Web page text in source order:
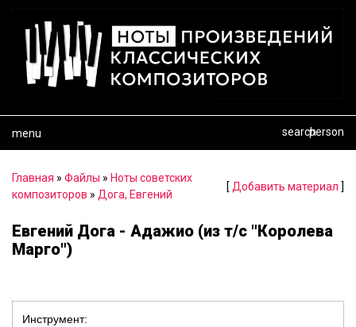
menu person
search
Главная » Файлы » Ноты советских
композиторов » Дога, Евгений
[ Добавить материал ]
Евгений Дога - Адажио (из т/с "Королева
Марго")
Инструмент: